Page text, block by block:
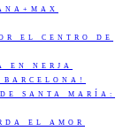
EL CENTRO DE
EN NERJA
SANTA MARÍA:
EL AMOR